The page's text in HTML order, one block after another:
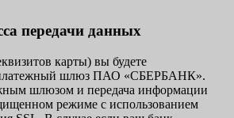
передачи данных
карты) вы будете
платежный шлюз ПАО «СБЕРБАНК».
шлюзом и передача информации
режиме с использованием